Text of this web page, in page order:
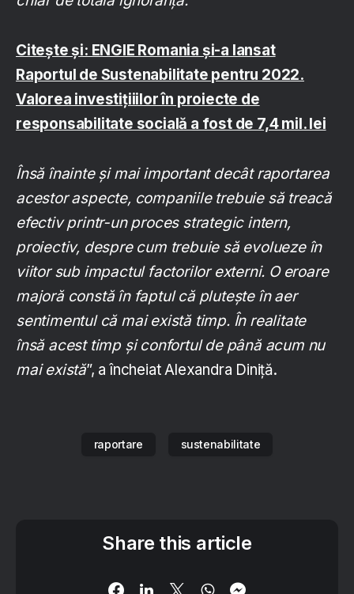
Citește și: ENGIE Romania și-a lansat
Raportul de Sustenabilitate pentru 2022.
Valorea investițiiilor în proiecte de
responsabilitate socială a fost de 7,4 mil. lei
Însă înainte și mai important decât raportarea
acestor aspecte, companiile trebuie să treacă
efectiv printr-un proces strategic intern,
proiectiv, despre cum trebuie să evolueze în
viitor sub impactul factorilor externi. O eroare
majoră constă în faptul că plutește în aer
sentimentul că mai există timp. În realitate
însă acest timp și confortul de până acum nu
mai există”, a încheiat Alexandra Diniță.
raportare sustenabilitate
Share this article